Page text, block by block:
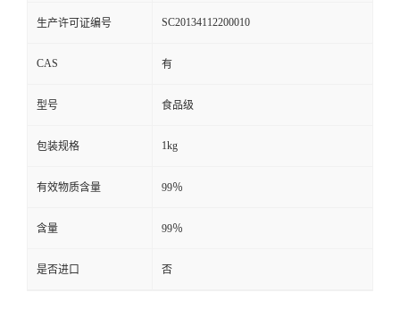
生产许可证编号 SC20134112200010
CAS 有
型号 食品级
包装规格 1kg
有效物质含量 99％
含量 99％
是否进口 否